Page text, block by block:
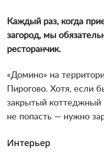
Каждый раз, когда
загород, мы
ресторанчик.
«Домино» на
Пирогово. Хотя, если
закрытый коттеджный
не попасть — нужно
Интерьер